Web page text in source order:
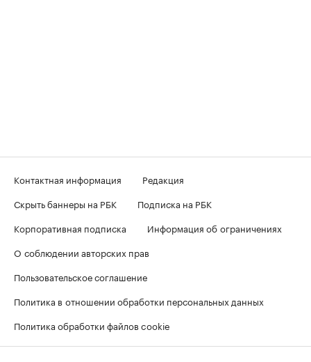
Контактная информация
Редакция
Скрыть баннеры на РБК
Подписка на РБК
Корпоративная подписка
Информация об ограничениях
О соблюдении авторских прав
Пользовательское соглашение
Политика в отношении обработки персональных данных
Политика обработки файлов cookie